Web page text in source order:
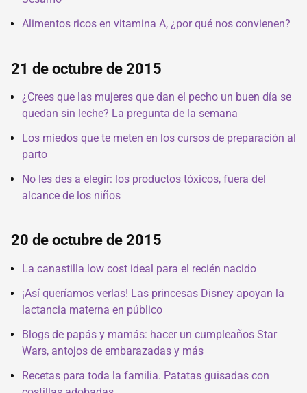
Alimentos ricos en vitamina A, ¿por qué nos convienen?
21 de octubre de 2015
¿Crees que las mujeres que dan el pecho un buen día se
quedan sin leche? La pregunta de la semana
Los miedos que te meten en los cursos de preparación al
parto
No les des a elegir: los productos tóxicos, fuera del
alcance de los niños
20 de octubre de 2015
La canastilla low cost ideal para el recién nacido
¡Así queríamos verlas! Las princesas Disney apoyan la
lactancia materna en público
Blogs de papás y mamás: hacer un cumpleaños Star
Wars, antojos de embarazadas y más
Recetas para toda la familia. Patatas guisadas con